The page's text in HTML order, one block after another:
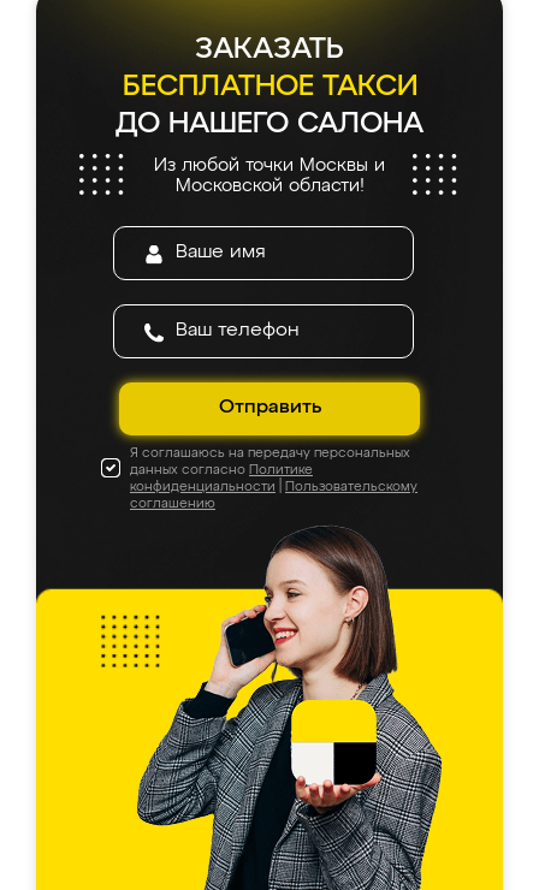
ЗАКАЗАТЬ
БЕСПЛАТНОЕ ТАКСИ
ДО НАШЕГО САЛОНА
Из любой точки Москвы и
Московской области!
Отправить
Я соглашаюсь на передачу персональных
данных согласно Политике
конфиденциальности
Пользовательскому
соглашению